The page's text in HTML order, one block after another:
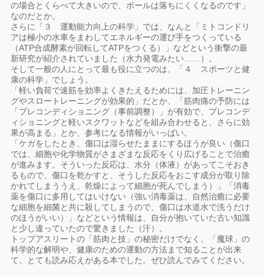
の場合とくらべて大きいので、ボールは落ちにくくなるのです」
なのだとか。
さらに「３ 運動能力向上の科学」では、なんと「ミトコンドリ
アは極小の水車をまわしてエネルギーの運び手をつくっている
（ATP合成酵素が回転してATPをつくる）」などという衝撃の最
新研究が紹介されていました（水力発電みたい……）。
そして一般の人にとって最も役に立つのは、「４ スポーツと健
康の科学」でしょう。
「軽い負荷で速筋を効率よくきたえるためには、加圧トレーニン
グやスロートレーニングが効果的」だとか、「筋肉痛の予防には
「プレコンディショニング（事前調整）」が有効で、プレコンデ
ィショニングと軽いスクワットなどを組み合わせると、さらに効
果が高まる」とか、参考になる情報がいっぱい。
「ケガをしたとき、傷口は湿らせたままにするほうが良い（傷口
では、細胞や化学物質がさまざまな反応をくり広げることで治癒
が進みます。そういった反応は、水分（体液）があってこそおき
るもので、傷口を乾かすと、そうした反応をおこす成分が取り除
かれてしまううえ、乾燥によって細胞が死んでしまう）」「消毒
薬を傷口に多用してはいけない（強い消毒薬は、自然治癒に必要
な細胞を細菌と共に殺してしまうので、傷口は水道水で洗うだけ
のほうがいい）」などという情報は、自分が抱いていた古い知識
と少し違っていたので驚きました（汗）。
トップアスリートの「筋肉と技」の秘密だけでなく、「魔球」の
科学的な解明や、健康のための運動の方法まで知ることが出来
て、とても読み応えがある本でした。ぜひ読んでみてください。